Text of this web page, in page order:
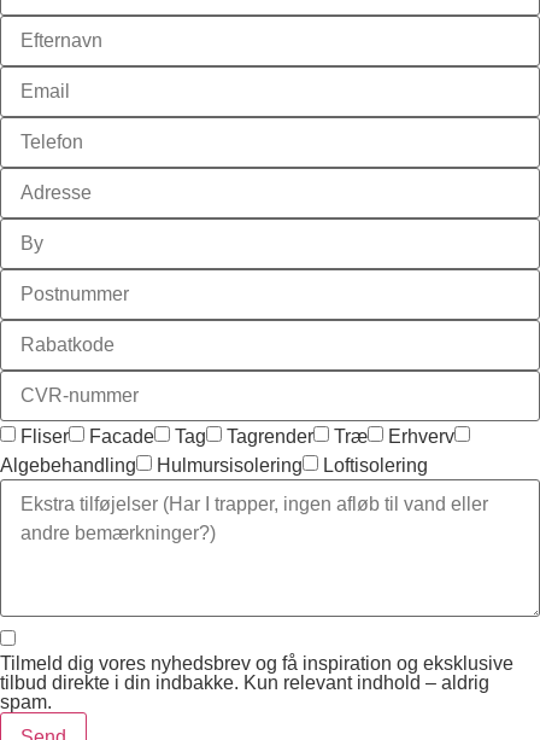
Fliser Facade Tag Tagrender Træ
Erhverv
Algebehandling
Hulmursisolering Loftisolering
Tilmeld dig vores nyhedsbrev og få inspiration og eksklusive
tilbud direkte i din indbakke. Kun relevant indhold – aldrig
spam.